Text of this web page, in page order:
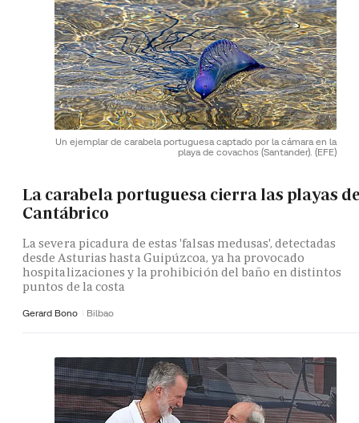
Un ejemplar de carabela portuguesa captado por la cámara en la
playa de covachos (Santander). (EFE)
La carabela portuguesa cierra las playas
Cantábrico
La severa picadura de estas 'falsas medusas', detectadas
desde Asturias hasta Guipúzcoa, ya ha provocado
hospitalizaciones y la prohibición del baño en distintos
puntos de la costa
Gerard Bono Bilbao